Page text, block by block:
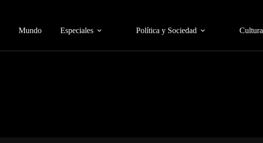
Mundo Especiales Política y Sociedad Cultura